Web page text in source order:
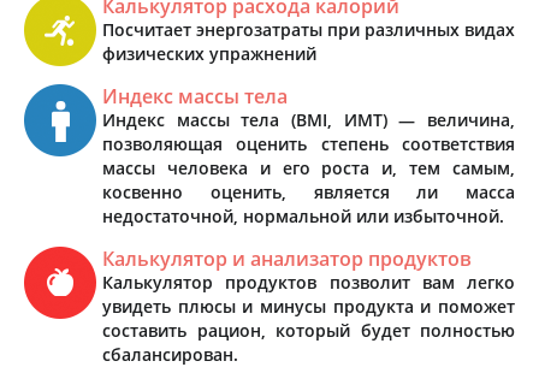
Калькулятор расхода калорий
Посчитает энергозатраты при различных видах
физических упражнений
Индекс массы тела
Индекс массы тела (BMI, ИМТ) — величина,
позволяющая оценить степень соответствия
массы человека и его роста и, тем самым,
косвенно оценить, является ли масса
недостаточной, нормальной или избыточной.
Калькулятор и анализатор продуктов
Калькулятор продуктов позволит вам легко
увидеть плюсы и минусы продукта и поможет
составить рацион, который будет полностью
сбалансирован.